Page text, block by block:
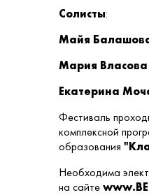
Солисты:
Майя
Мария Власова
Екатерина
Фестиваль
комплексной
образования
Необходима
на сайте